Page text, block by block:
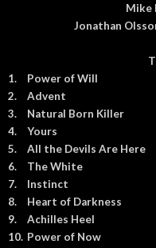
Mike
Jonathan
1.
Power of Will
2.
Advent
3.
Natural Born Killer
4.
Yours
5.
All the Devils Are Here
6.
The White
7.
Instinct
8.
Heart of Darkness
9.
Achilles Heel
10. Power of Now